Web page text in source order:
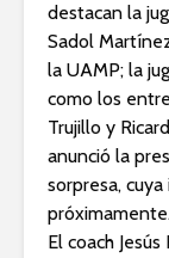
destacan la
Sadol
la UAMP; la
como los
Trujillo y
anunció la
sorpresa,
El coach